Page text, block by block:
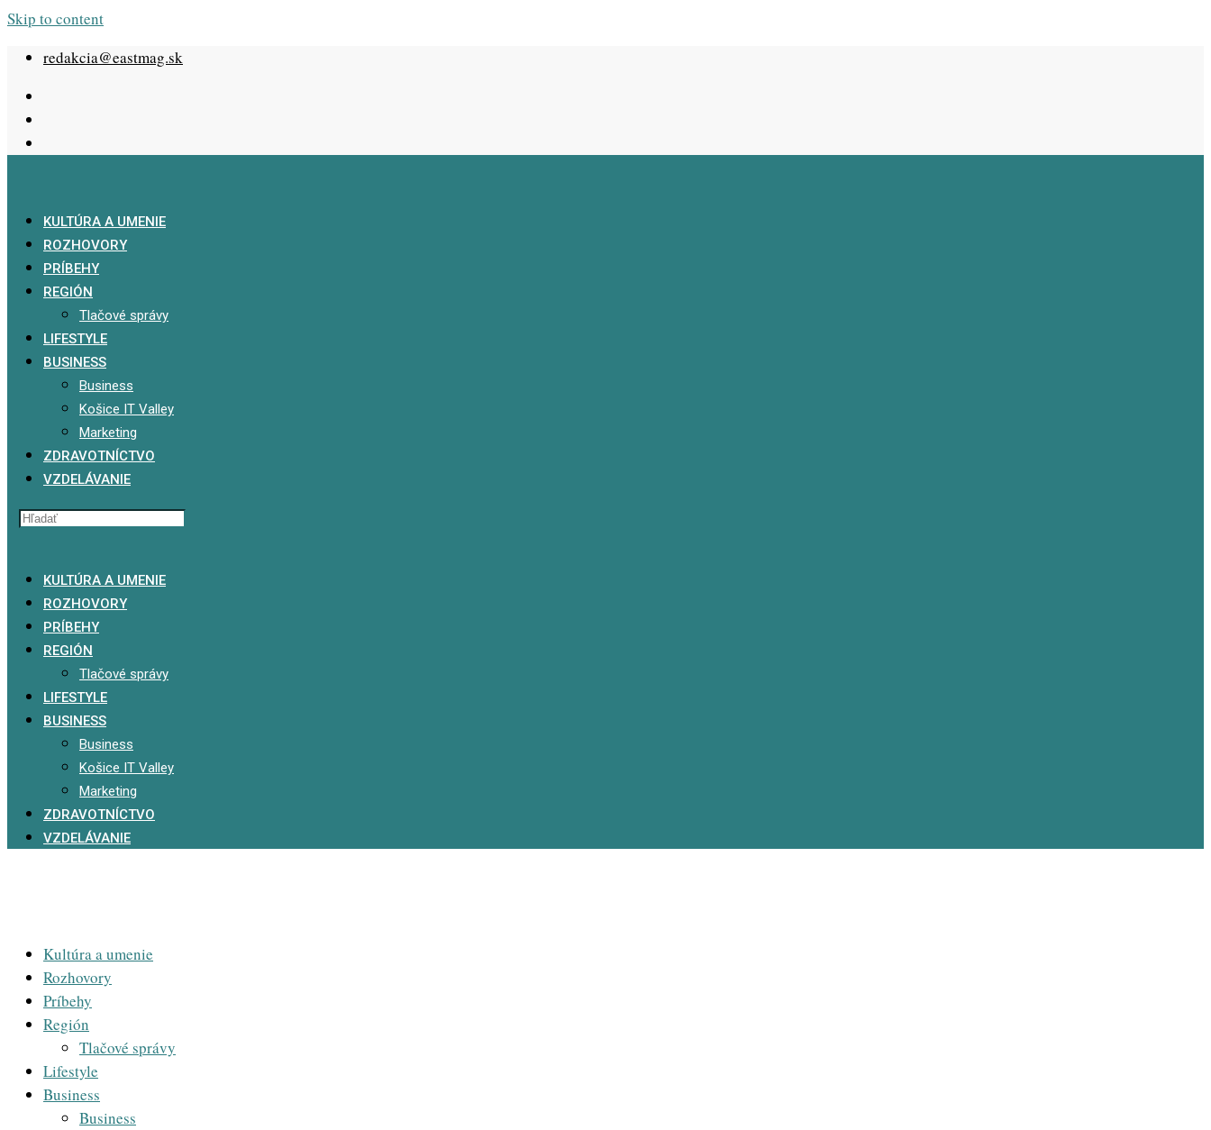
Skip to content
redakcia@eastmag.sk
KULTÚRA A UMENIE
ROZHOVORY
PRÍBEHY
REGIÓN
Tlačové správy
LIFESTYLE
BUSINESS
Business
Košice IT Valley
Marketing
ZDRAVOTNÍCTVO
VZDELÁVANIE
KULTÚRA A UMENIE
ROZHOVORY
PRÍBEHY
REGIÓN
Tlačové správy
LIFESTYLE
BUSINESS
Business
Košice IT Valley
Marketing
ZDRAVOTNÍCTVO
VZDELÁVANIE
Kultúra a umenie
Rozhovory
Príbehy
Región
Tlačové správy
Lifestyle
Business
Business